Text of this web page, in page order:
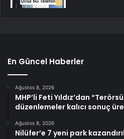
En Güncel Haberler
Ağustos 8, 2026
MHP’li Feti Yıldız’dan
düzenlemeler kalıcı sonuç
Ağustos 8, 2026
Nilüfer’e 7 yeni park